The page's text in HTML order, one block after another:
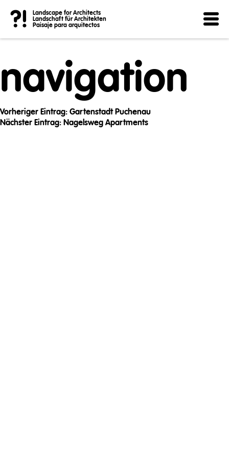
?!
Landscape for Architects
Landschaft für Architekten
Paisaje para arquitectos
Post
navigation
Vorheriger Eintrag: Gartenstadt Puchenau
Nächster Eintrag: Nagelsweg Apartments